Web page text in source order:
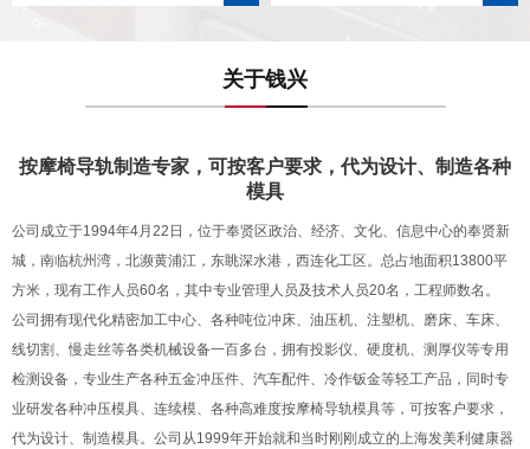
关于钱兴
按摩椅导轨制造专家，可按客户要求，代为设计、制造各种
模具
公司成立于1994年4月22日，位于奉贤区政治、经济、文化、信息中心的奉贤新
城，南临杭州湾，北濒黄浦江，东眺深水港，西连化工区。总占地面积13800平
方米，现有工作人员60名，其中专业管理人员及技术人员20名，工程师数名。
公司拥有现代化精密加工中心、各种吨位冲床、油压机、注塑机、磨床、车床、
线切割、慢走丝等各类机械设备一百多台，拥有投影仪、硬度机、测厚仪等专用
检测设备，专业生产各种五金冲压件、汽车配件、冷作钣金等轻工产品，同时专
业研发各种冲压模具、连续模、各种高难度按摩椅导轨模具等，可按客户要求，
代为设计、制造模具。公司从1999年开始就和当时刚刚成立的上海发美利健康器